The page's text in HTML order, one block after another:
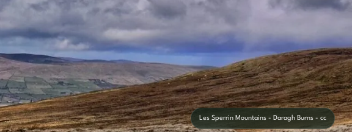
Les Sperrin Mountains - Daragh Burns - cc